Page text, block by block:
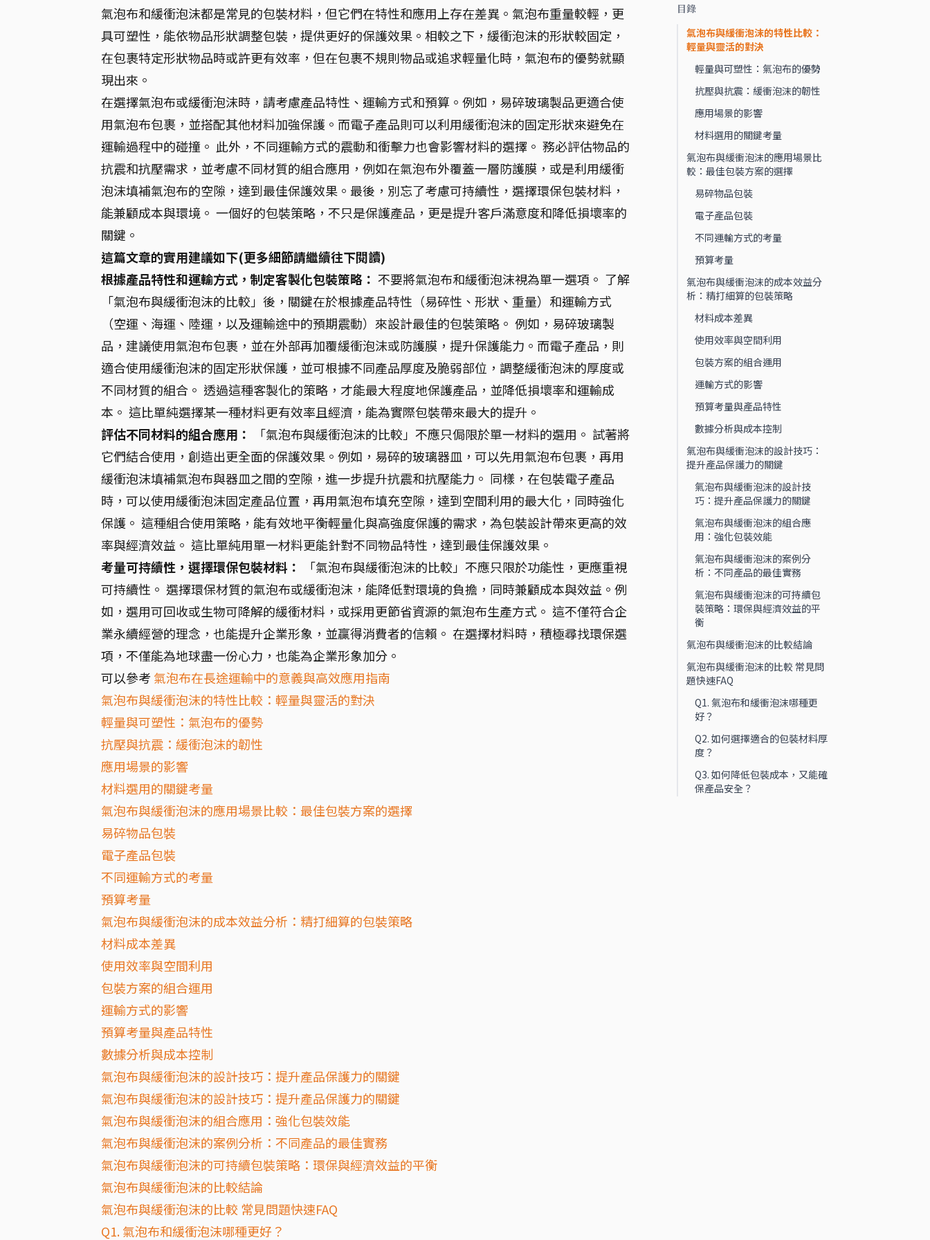
氣泡布和緩衝泡沫都是常見的包裝材料，但它們在特性和應用上存在差異。氣泡布重量較輕，更
具可塑性，能依物品形狀調整包裝，提供更好的保護效果。相較之下，緩衝泡沫的形狀較固定，
在包裹特定形狀物品時或許更有效率，但在包裹不規則物品或追求輕量化時，氣泡布的優勢就顯
現出來。
在選擇氣泡布或緩衝泡沫時，請考慮產品特性、運輸方式和預算。例如，易碎玻璃製品更適合使
用氣泡布包裹，並搭配其他材料加強保護。而電子產品則可以利用緩衝泡沫的固定形狀來避免在
運輸過程中的碰撞。 此外，不同運輸方式的震動和衝擊力也會影響材料的選擇。 務必評估物品的
抗震和抗壓需求，並考慮不同材質的組合應用，例如在氣泡布外覆蓋一層防護膜，或是利用緩衝
泡沫填補氣泡布的空隙，達到最佳保護效果。最後，別忘了考慮可持續性，選擇環保包裝材料，
能兼顧成本與環境。 一個好的包裝策略，不只是保護產品，更是提升客戶滿意度和降低損壞率的
關鍵。
這篇文章的實用建議如下(更多細節請繼續往下閱讀)
根據產品特性和運輸方式，制定客製化包裝策略： 不要將氣泡布和緩衝泡沫視為單一選項。 了解
「氣泡布與緩衝泡沫的比較」後，關鍵在於根據產品特性（易碎性、形狀、重量）和運輸方式
（空運、海運、陸運，以及運輸途中的預期震動）來設計最佳的包裝策略。 例如，易碎玻璃製
品，建議使用氣泡布包裹，並在外部再加覆緩衝泡沫或防護膜，提升保護能力。而電子產品，則
適合使用緩衝泡沫的固定形狀保護，並可根據不同產品厚度及脆弱部位，調整緩衝泡沫的厚度或
不同材質的組合。 透過這種客製化的策略，才能最大程度地保護產品，並降低損壞率和運輸成
本。 這比單純選擇某一種材料更有效率且經濟，能為實際包裝帶來最大的提升。
評估不同材料的組合應用：
「氣泡布與緩衝泡沫的比較」不應只侷限於單一材料的選用。 試著將
它們結合使用，創造出更全面的保護效果。例如，易碎的玻璃器皿，可以先用氣泡布包裹，再用
緩衝泡沫填補氣泡布與器皿之間的空隙，進一步提升抗震和抗壓能力。 同樣，在包裝電子產品
時，可以使用緩衝泡沫固定產品位置，再用氣泡布填充空隙，達到空間利用的最大化，同時強化
保護。 這種組合使用策略，能有效地平衡輕量化與高強度保護的需求，為包裝設計帶來更高的效
率與經濟效益。 這比單純用單一材料更能針對不同物品特性，達到最佳保護效果。
考量可持續性，選擇環保包裝材料：
「氣泡布與緩衝泡沫的比較」不應只限於功能性，更應重視
可持續性。 選擇環保材質的氣泡布或緩衝泡沫，能降低對環境的負擔，同時兼顧成本與效益。例
如，選用可回收或生物可降解的緩衝材料，或採用更節省資源的氣泡布生產方式。 這不僅符合企
業永續經營的理念，也能提升企業形象，並贏得消費者的信賴。 在選擇材料時，積極尋找環保選
項，不僅能為地球盡一份心力，也能為企業形象加分。
可以參考 氣泡布在長途運輸中的意義與高效應用指南
氣泡布與緩衝泡沫的特性比較：輕量與靈活的對決
輕量與可塑性：氣泡布的優勢
抗壓與抗震：緩衝泡沫的韌性
應用場景的影響
材料選用的關鍵考量
氣泡布與緩衝泡沫的應用場景比較：最佳包裝方案的選擇
易碎物品包裝
電子產品包裝
不同運輸方式的考量
預算考量
氣泡布與緩衝泡沫的成本效益分析：精打細算的包裝策略
材料成本差異
使用效率與空間利用
包裝方案的組合運用
運輸方式的影響
預算考量與產品特性
數據分析與成本控制
氣泡布與緩衝泡沫的設計技巧：提升產品保護力的關鍵
氣泡布與緩衝泡沫的設計技巧：提升產品保護力的關鍵
氣泡布與緩衝泡沫的組合應用：強化包裝效能
氣泡布與緩衝泡沫的案例分析：不同產品的最佳實務
氣泡布與緩衝泡沫的可持續包裝策略：環保與經濟效益的平衡
氣泡布與緩衝泡沫的比較結論
氣泡布與緩衝泡沫的比較 常見問題快速FAQ
Q1. 氣泡布和緩衝泡沫哪種更好？
目錄
氣泡布與緩衝泡沫的特性比較：
輕量與靈活的對決
輕量與可塑性：氣泡布的優勢
抗壓與抗震：緩衝泡沫的韌性
應用場景的影響
材料選用的關鍵考量
氣泡布與緩衝泡沫的應用場景比
較：最佳包裝方案的選擇
易碎物品包裝
電子產品包裝
不同運輸方式的考量
預算考量
氣泡布與緩衝泡沫的成本效益分
析：精打細算的包裝策略
材料成本差異
使用效率與空間利用
包裝方案的組合運用
運輸方式的影響
預算考量與產品特性
數據分析與成本控制
氣泡布與緩衝泡沫的設計技巧：
提升產品保護力的關鍵
氣泡布與緩衝泡沫的設計技
巧：提升產品保護力的關鍵
氣泡布與緩衝泡沫的組合應
用：強化包裝效能
氣泡布與緩衝泡沫的案例分
析：不同產品的最佳實務
氣泡布與緩衝泡沫的可持續包
裝策略：環保與經濟效益的平
衡
氣泡布與緩衝泡沫的比較結論
氣泡布與緩衝泡沫的比較 常見問
題快速FAQ
Q1. 氣泡布和緩衝泡沫哪種更
好？
Q2. 如何選擇適合的包裝材料厚
度？
Q3. 如何降低包裝成本，又能確
保產品安全？